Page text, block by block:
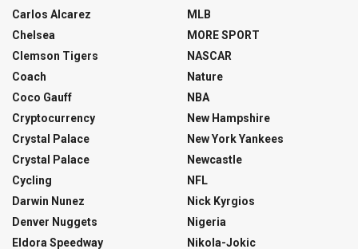
Carlos Alcarez
Chelsea
Clemson Tigers
Coach
Coco Gauff
Cryptocurrency
Crystal Palace
Crystal Palace
Cycling
Darwin Nunez
Denver Nuggets
Eldora Speedway
MLB
MORE SPORT
NASCAR
Nature
NBA
New Hampshire
New York Yankees
Newcastle
NFL
Nick Kyrgios
Nigeria
Nikola-Jokic